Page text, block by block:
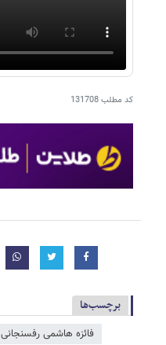
کد مطلب131708
برچسب‌ها
فائزه هاشمی رفسنجانی